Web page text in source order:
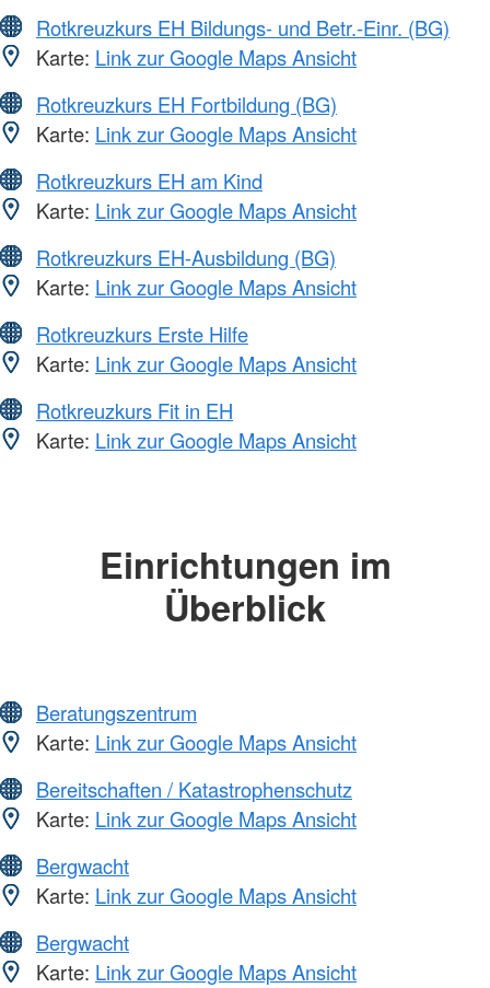
Rotkreuzkurs EH Bildungs- und Betr.-Einr. (BG)
Karte: Link zur Google Maps Ansicht
Rotkreuzkurs EH Fortbildung (BG)
Karte: Link zur Google Maps Ansicht
Rotkreuzkurs EH am Kind
Karte: Link zur Google Maps Ansicht
Rotkreuzkurs EH-Ausbildung (BG)
Karte: Link zur Google Maps Ansicht
Rotkreuzkurs Erste Hilfe
Karte: Link zur Google Maps Ansicht
Rotkreuzkurs Fit in EH
Karte: Link zur Google Maps Ansicht
Einrichtungen im
Überblick
Beratungszentrum
Karte: Link zur Google Maps Ansicht
Bereitschaften / Katastrophenschutz
Karte: Link zur Google Maps Ansicht
Bergwacht
Karte: Link zur Google Maps Ansicht
Bergwacht
Karte: Link zur Google Maps Ansicht